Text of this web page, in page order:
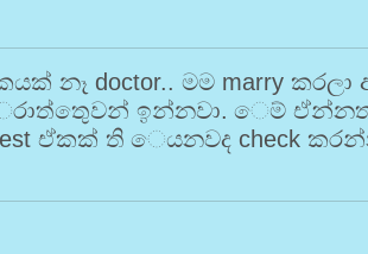
නෑ doctor.. මම marry කරලා
ඉන්නවා. ෙම්
ඒකක් ති ෙයනවද check